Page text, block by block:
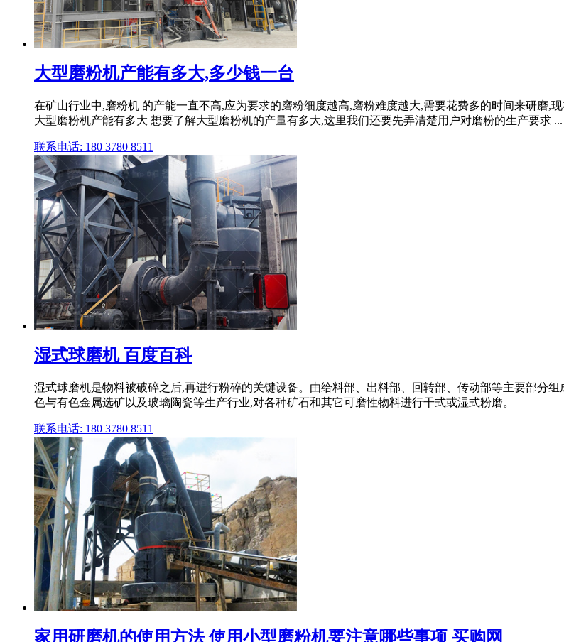
大型磨粉机产能有多大,多少钱一台
在矿山行业中,磨粉机 的产能一直不高,应为要求的磨粉细度越高,磨粉难度越大,需要花费多的时间来研磨,
大型磨粉机产能有多大 想要了解大型磨粉机的产量有多大,这里我们还要先弄清楚用户对磨粉的生产要求 ...
联系电话: 180 3780 8511
湿式球磨机 百度百科
湿式球磨机是物料被破碎之后,再进行粉碎的关键设备。由给料部、出料部、回转部、传动部等主要部分
色与有色金属选矿以及玻璃陶瓷等生产行业,对各种矿石和其它可磨性物料进行干式或湿式粉磨。
联系电话: 180 3780 8511
家用研磨机的使用方法 使用小型磨粉机要注意哪些事项 买购网